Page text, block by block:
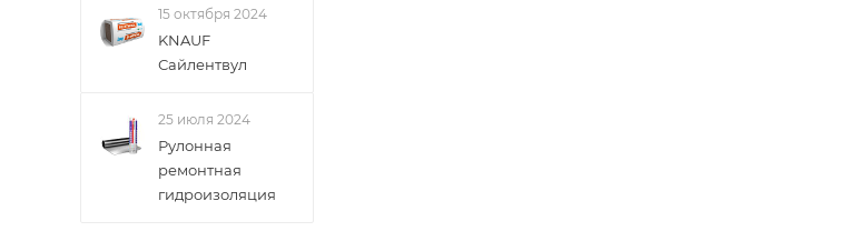
15 октября 2024
KNAUF
Сайлентвул
25 июля 2024
Рулонная
ремонтная
гидроизоляция